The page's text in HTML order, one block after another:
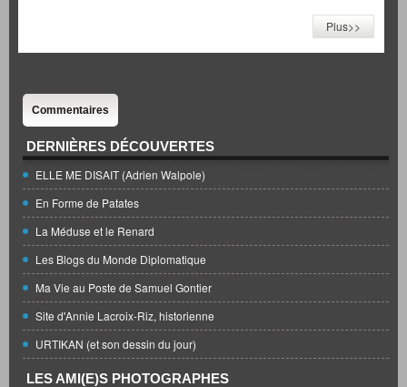
Plus>>
Commentaires
DERNIÈRES DÉCOUVERTES
ELLE ME DISAIT (Adrien Walpole)
En Forme de Patates
La Méduse et le Renard
Les Blogs du Monde Diplomatique
Ma Vie au Poste de Samuel Gontier
Site d'Annie Lacroix-Riz, historienne
URTIKAN (et son dessin du jour)
LES AMI(E)S PHOTOGRAPHES